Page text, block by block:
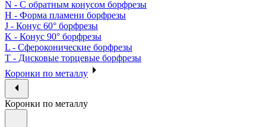
N - С обратным конусом борфрезы
H - Форма пламени борфрезы
J - Конус 60° борфрезы
K - Конус 90° борфрезы
L - Сфероконические борфрезы
T - Дисковые торцевые борфрезы
Коронки по металлу
Коронки по металлу